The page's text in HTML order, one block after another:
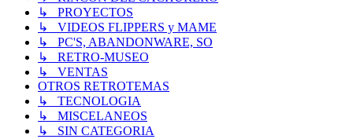
↳ PROYECTOS
↳ VIDEOS FLIPPERS y MAME
↳ PC'S, ABANDONWARE, SO
↳ RETRO-MUSEO
↳ VENTAS
OTROS RETROTEMAS
↳ TECNOLOGIA
↳ MISCELANEOS
↳ SIN CATEGORIA